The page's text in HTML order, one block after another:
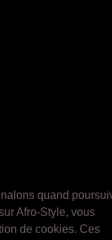
quand
Afro-Style, vous
de cookies. Ces